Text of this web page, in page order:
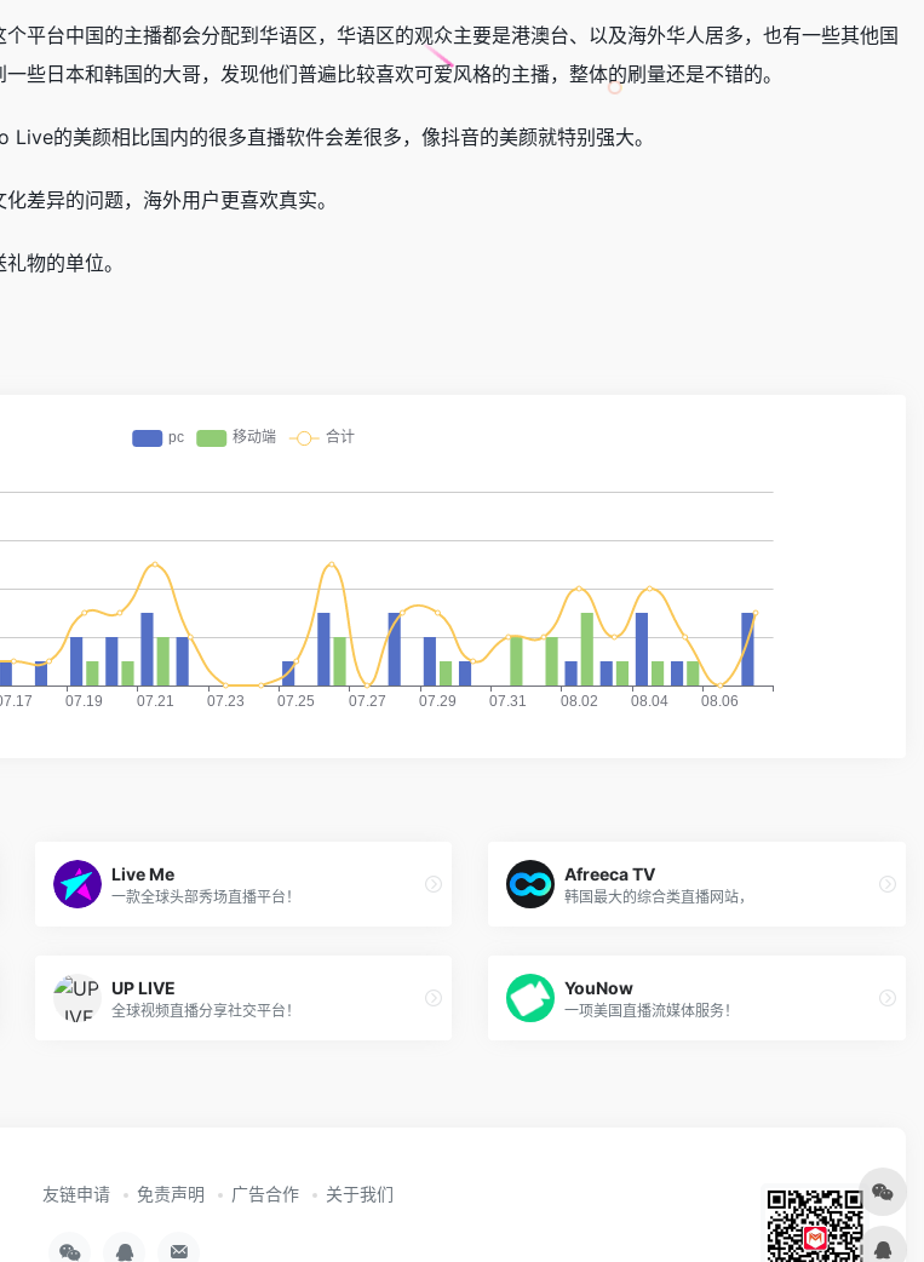
平台中国的主播都会分配到华语区，华语区的观众主要是港澳台、以及海外华人居多，也有一些其他国
些日本和韩国的大哥，发现他们普遍比较喜欢可爱风格的主播，整体的刷量还是不错的。
的美颜相比国内的很多直播软件会差很多，像抖音的美颜就特别强大。
差异的问题，海外用户更喜欢真实。
物的单位。
Live Me
一款全球头部秀场直播平台！
Afreeca TV
韩国最大的综合类直播网站，
UP LIVE
全球视频直播分享社交平台！
YouNow
一项美国直播流媒体服务！
友链申请 免责声明 广告合作 关于我们